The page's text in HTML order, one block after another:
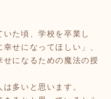
た頃、学校を卒業し
せになってほしい」、
せになるための魔法の授
多いと思います。